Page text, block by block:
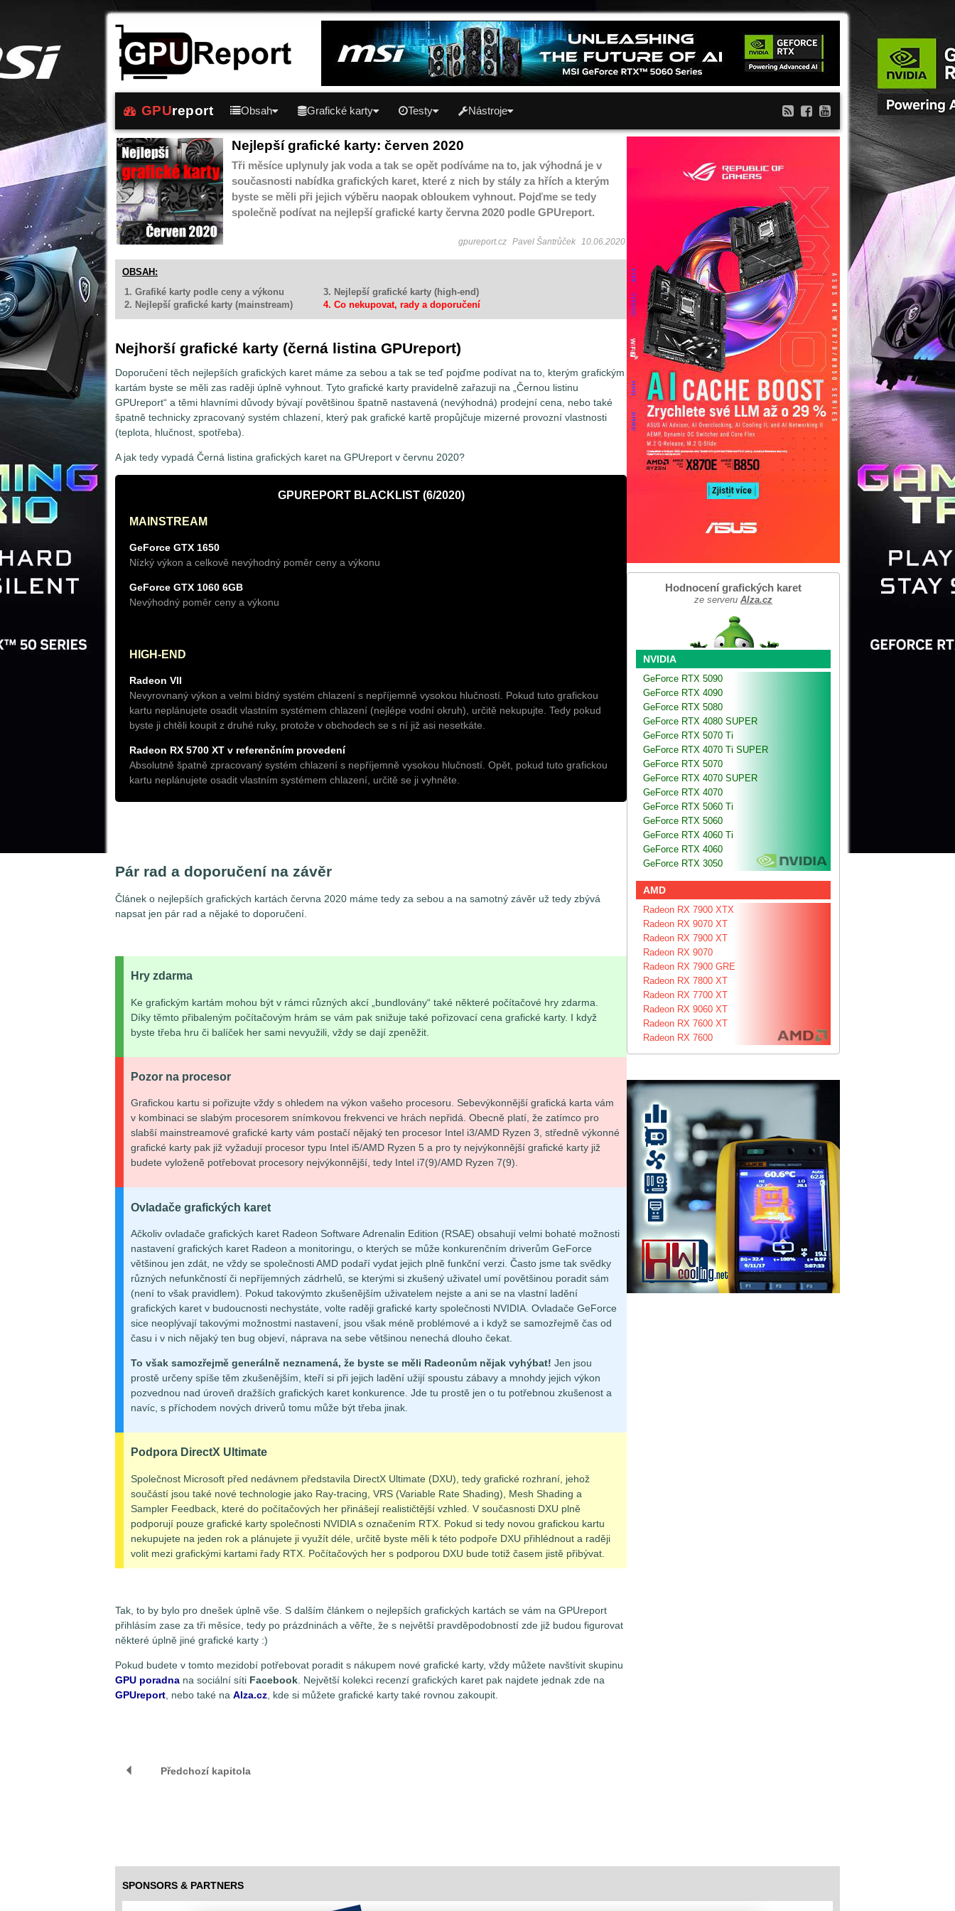
GPUreport Obsah Grafické karty Testy Nástroje
Nejlepší grafické karty: červen 2020
Tři měsíce uplynuly jak voda a tak se opět podíváme na to, jak výhodná je v
současnosti nabídka grafických karet, které z nich by stály za hřích a kterým
byste se měli při jejich výběru naopak obloukem vyhnout. Pojďme se tedy
společně podívat na nejlepší grafické karty června 2020 podle GPUreport.
gpureport.cz Pavel Šantrůček 10.06.2020
OBSAH:
1. Grafiké karty podle ceny a výkonu
3. Nejlepší grafické karty (high-end)
2. Nejlepší grafické karty (mainstream)
4. Co nekupovat, rady a doporučení
Nejhorší grafické karty (černá listina GPUreport)
Doporučení těch nejlepších grafických karet máme za sebou a tak se teď pojďme podívat na to, kterým grafickým
kartám byste se měli zas raději úplně vyhnout. Tyto grafické karty pravidelně zařazuji na „Černou listinu
GPUreport“ a těmi hlavními důvody bývají povětšinou špatně nastavená (nevýhodná) prodejní cena, nebo také
špatně technicky zpracovaný systém chlazení, který pak grafické kartě propůjčuje mizerné provozní vlastnosti
(teplota, hlučnost, spotřeba).
A jak tedy vypadá Černá listina grafických karet na GPUreport v červnu 2020?
GPUREPORT BLACKLIST (6/2020)
MAINSTREAM
GeForce GTX 1650
Nízký výkon a celkově nevýhodný poměr ceny a výkonu
GeForce GTX 1060 6GB
Nevýhodný poměr ceny a výkonu
HIGH-END
Radeon VII
Nevyrovnaný výkon a velmi bídný systém chlazení s nepříjemně vysokou hlučností. Pokud tuto grafickou
kartu neplánujete osadit vlastním systémem chlazení (nejlépe vodní okruh), určitě nekupujte. Tedy pokud
byste ji chtěli koupit z druhé ruky, protože v obchodech se s ní již asi nesetkáte.
Radeon RX 5700 XT v referenčním provedení
Absolutně špatně zpracovaný systém chlazení s nepříjemně vysokou hlučností. Opět, pokud tuto grafickou
kartu neplánujete osadit vlastním systémem chlazení, určitě se ji vyhněte.
Pár rad a doporučení na závěr
Článek o nejlepších grafických kartách června 2020 máme tedy za sebou a na samotný závěr už tedy zbývá
napsat jen pár rad a nějaké to doporučení.
Hry zdarma
Ke grafickým kartám mohou být v rámci různých akcí „bundlovány“ také některé počítačové hry zdarma.
Díky těmto přibaleným počítačovým hrám se vám pak snižuje také pořizovací cena grafické karty. I když
byste třeba hru či balíček her sami nevyužili, vždy se dají zpeněžit.
Pozor na procesor
Grafickou kartu si pořizujte vždy s ohledem na výkon vašeho procesoru. Sebevýkonnější grafická karta vám
v kombinaci se slabým procesorem snímkovou frekvenci ve hrách nepřidá. Obecně platí, že zatímco pro
slabší mainstreamové grafické karty vám postačí nějaký ten procesor Intel i3/AMD Ryzen 3, středně výkonné
grafické karty pak již vyžadují procesor typu Intel i5/AMD Ryzen 5 a pro ty nejvýkonnější grafické karty již
budete vyloženě potřebovat procesory nejvýkonnější, tedy Intel i7(9)/AMD Ryzen 7(9).
Ovladače grafických karet
Ačkoliv ovladače grafických karet Radeon Software Adrenalin Edition (RSAE) obsahují velmi bohaté možnosti
nastavení grafických karet Radeon a monitoringu, o kterých se může konkurenčním driverům GeForce
většinou jen zdát, ne vždy se společnosti AMD podaří vydat jejich plně funkční verzi. Často jsme tak svědky
různých nefunkčností či nepříjemných zádrhelů, se kterými si zkušený uživatel umí povětšinou poradit sám
(není to však pravidlem). Pokud takovýmto zkušenějším uživatelem nejste a ani se na vlastní ladění
grafických karet v budoucnosti nechystáte, volte raději grafické karty společnosti NVIDIA. Ovladače GeForce
sice neoplývají takovými možnostmi nastavení, jsou však méně problémové a i když se samozřejmě čas od
času i v nich nějaký ten bug objeví, náprava na sebe většinou nenechá dlouho čekat.
To však samozřejmě generálně neznamená, že byste se měli Radeonům nějak vyhýbat! Jen jsou
prostě určeny spíše těm zkušenějším, kteří si při jejich ladění užijí spoustu zábavy a mnohdy jejich výkon
pozvednou nad úroveň dražších grafických karet konkurence. Jde tu prostě jen o tu potřebnou zkušenost a
navíc, s příchodem nových driverů tomu může být třeba jinak.
Podpora DirectX Ultimate
Společnost Microsoft před nedávnem představila DirectX Ultimate (DXU), tedy grafické rozhraní, jehož
součástí jsou také nové technologie jako Ray-tracing, VRS (Variable Rate Shading), Mesh Shading a
Sampler Feedback, které do počítačových her přinášejí realističtější vzhled. V současnosti DXU plně
podporují pouze grafické karty společnosti NVIDIA s označením RTX. Pokud si tedy novou grafickou kartu
nekupujete na jeden rok a plánujete ji využít déle, určitě byste měli k této podpoře DXU přihlédnout a raději
volit mezi grafickými kartami řady RTX. Počítačových her s podporou DXU bude totiž časem jistě přibývat.
Tak, to by bylo pro dnešek úplně vše. S dalším článkem o nejlepších grafických kartách se vám na GPUreport
přihlásím zase za tři měsíce, tedy po prázdninách a věřte, že s největší pravděpodobností zde již budou figurovat
některé úplně jiné grafické karty :)
Pokud budete v tomto mezidobí potřebovat poradit s nákupem nové grafické karty, vždy můžete navštívit skupinu
GPU poradna na sociální síti Facebook . Největší kolekci recenzí grafických karet pak najdete jednak zde na
GPUreport , nebo také na Alza.cz , kde si můžete grafické karty také rovnou zakoupit.
Předchozí kapitola
Hodnocení grafických karet
ze serveru Alza.cz
NVIDIA
GeForce RTX 5090
GeForce RTX 4090
GeForce RTX 5080
GeForce RTX 4080 SUPER
GeForce RTX 5070 Ti
GeForce RTX 4070 Ti SUPER
GeForce RTX 5070
GeForce RTX 4070 SUPER
GeForce RTX 4070
GeForce RTX 5060 Ti
GeForce RTX 5060
GeForce RTX 4060 Ti
GeForce RTX 4060
GeForce RTX 3050
AMD
Radeon RX 7900 XTX
Radeon RX 9070 XT
Radeon RX 7900 XT
Radeon RX 9070
Radeon RX 7900 GRE
Radeon RX 7800 XT
Radeon RX 7700 XT
Radeon RX 9060 XT
Radeon RX 7600 XT
Radeon RX 7600
SPONSORS & PARTNERS